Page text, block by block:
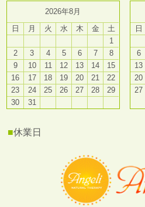
2026年8月
日
月 火 水 木 金
土
1
2
3 4 5 6 7
8
9
10 11 12 13 14
15
16
17 18 19 20 21
22
23
24 25 26 27 28
29
30
31
日
6
13
20
27
■休業日